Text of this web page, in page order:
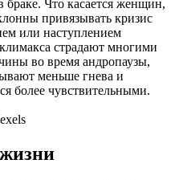
Что касается женщин,
привязывать кризис
или наступлением
страдают многими
во время андропаузы,
меньше гнева и
более чувствительными.